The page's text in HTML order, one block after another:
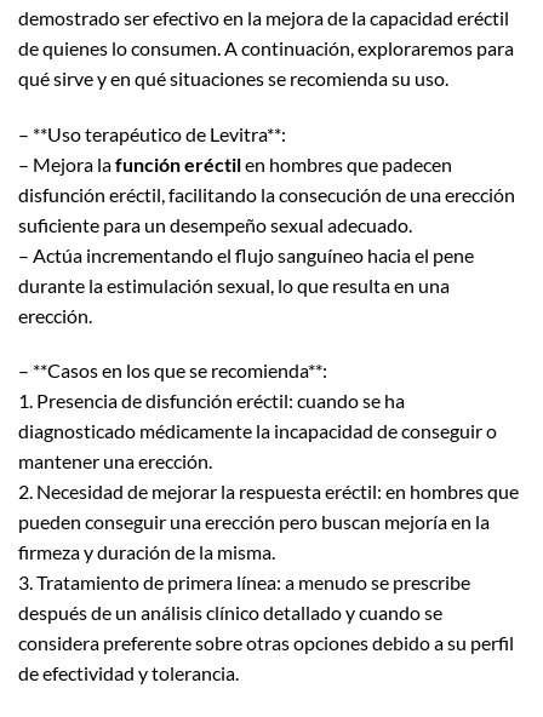
demostrado ser efectivo en la mejora de la capacidad eréctil
de quienes lo consumen. A continuación, exploraremos para
qué sirve y en qué situaciones se recomienda su uso.
– **Uso terapéutico de Levitra**:
– Mejora lafunción eréctilen hombres que padecen
disfunción eréctil, facilitando la consecución de una erección
suficiente para un desempeño sexual adecuado.
– Actúa incrementando el flujo sanguíneo hacia el pene
durante la estimulación sexual, lo que resulta en una
erección.
– **Casos en los que se recomienda**:
1. Presencia de disfunción eréctil: cuando se ha
diagnosticado médicamente la incapacidad de conseguir o
mantener una erección.
2. Necesidad de mejorar la respuesta eréctil: en hombres que
pueden conseguir una erección pero buscan mejoría en la
firmeza y duración de la misma.
3. Tratamiento de primera línea: a menudo se prescribe
después de un análisis clínico detallado y cuando se
considera preferente sobre otras opciones debido a su perfil
de efectividad y tolerancia.